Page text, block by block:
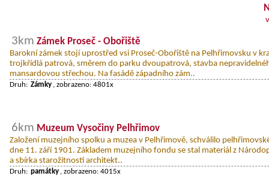
3km Zámek Proseč - Obořiště
Barokní zámek stojí uprostřed vsi Proseč-Obořiště na Pelhřimovsku v
trojkřídlá patrová, směrem do parku dvoupatrová, stavba
mansardovou střechou. Na fasádě západního zám..
Druh: Zámky , zobrazeno: 4801x
6km Muzeum Vysočiny Pelhřimov
Založení muzejního spolku a muzea v Pelhřimově, schválilo
dne 11. září 1901. Základem muzejního fondu se stal materiál z
a sbírka starožitností architekt..
Druh: památky , zobrazeno: 4015x